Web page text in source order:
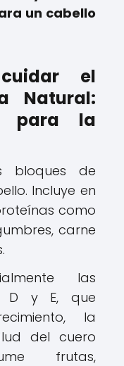
un cabello
el
Natural:
para la
bloques de
Incluye en
como
carne
las
D y E, que
la
del cuero
frutas,